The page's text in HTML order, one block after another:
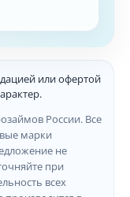
или офертой
России. Все
марки
не
при
всех